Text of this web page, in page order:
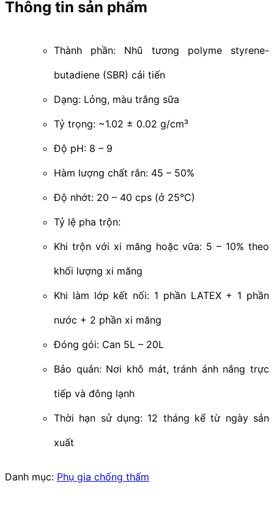
Thông tin sản phẩm
Thành phần: Nhũ tương polyme styrene-
butadiene (SBR) cải tiến
Dạng: Lỏng, màu trắng sữa
Tỷ trọng: ~1.02 ± 0.02 g/cm³
Độ pH: 8 – 9
Hàm lượng chất rắn: 45 – 50%
Độ nhớt: 20 – 40 cps (ở 25°C)
Tỷ lệ pha trộn:
Khi trộn với xi măng hoặc vữa: 5 – 10% theo
khối lượng xi măng
Khi làm lớp kết nối: 1 phần LATEX + 1 phần
nước + 2 phần xi măng
Đóng gói: Can 5L – 20L
Bảo quản: Nơi khô mát, tránh ánh nắng trực
tiếp và đông lạnh
Thời hạn sử dụng: 12 tháng kể từ ngày sản
xuất
Danh mục: Phụ gia chống thấm